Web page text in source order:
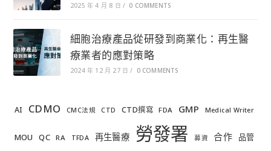
2025 年 4 月 8 日 / 0 COMMENTS
細胞治療產品從研發到商業化：再生醫
療業者的應對策略
2024 年 12 月 27 日 / 0 COMMENTS
AI CDMO CMC法規 CTD CTD撰寫 FDA GMP Medical Writer
MOU QC RA TFDA 再生醫療 勞發署 募資 合作 品管